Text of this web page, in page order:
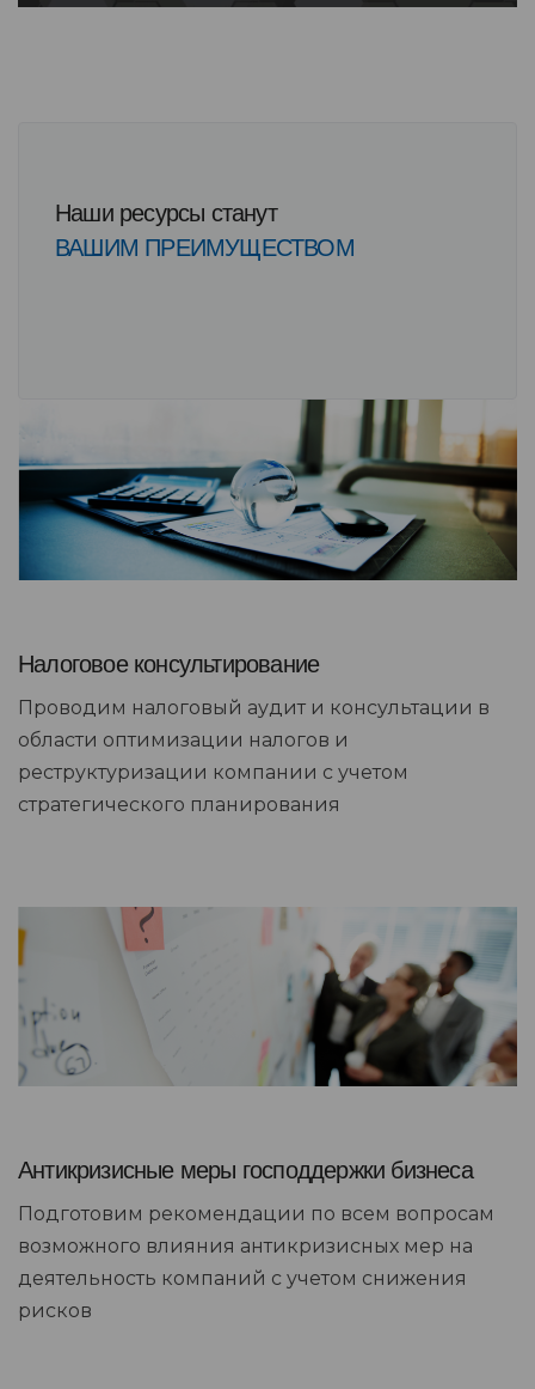
Наши ресурсы станут
ВАШИМ ПРЕИМУЩЕСТВОМ
Налоговое консультирование
Проводим налоговый аудит и консультации в
области оптимизации налогов и
реструктуризации компании с учетом
стратегического планирования
Антикризисные меры господдержки бизнеса
Подготовим рекомендации по всем вопросам
возможного влияния антикризисных мер на
деятельность компаний с учетом снижения
рисков